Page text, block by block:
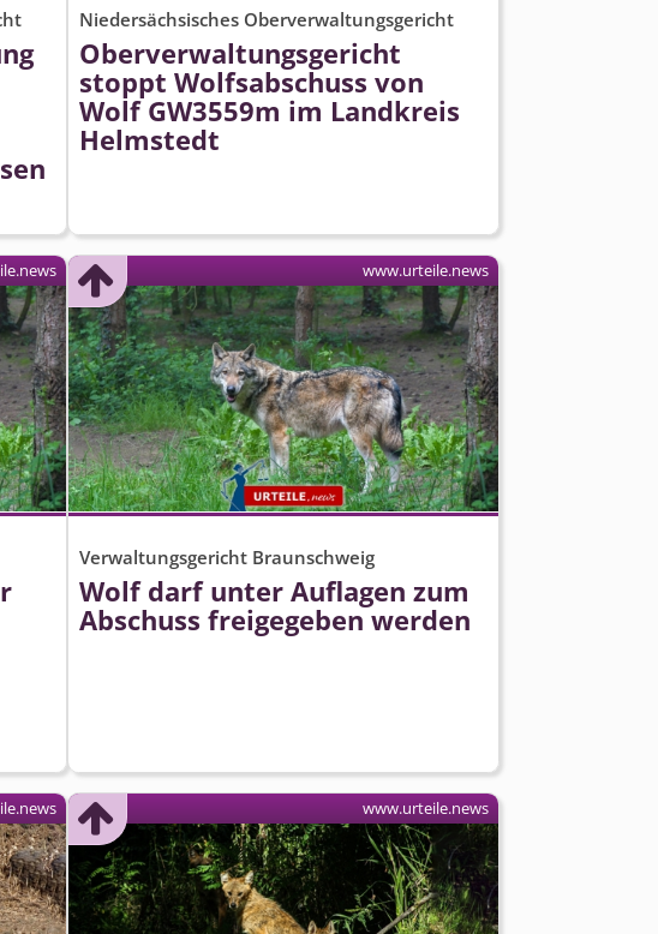
Niedersächsisches Oberverwaltungsgericht
Oberverwal­tungsgericht
stoppt Wolfsabschuss von
Wolf GW3559m im Landkreis
Helmstedt
Verwaltungsgericht Braunschweig
Wolf darf unter Auflagen zum
Abschuss freigegeben werden
www.urteile.news
www.urteile.news